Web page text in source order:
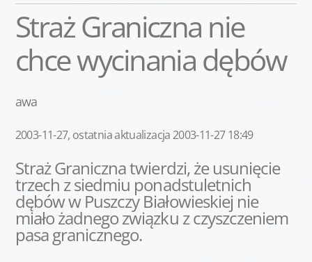
Straż Graniczna nie
chce wycinania dębów
awa
2003-11-27, ostatnia aktualizacja 2003-11-27 18:49
Straż Graniczna twierdzi, że usunięcie
trzech z siedmiu ponadstuletnich
dębów w Puszczy Białowieskiej nie
miało żadnego związku z czyszczeniem
pasa granicznego.